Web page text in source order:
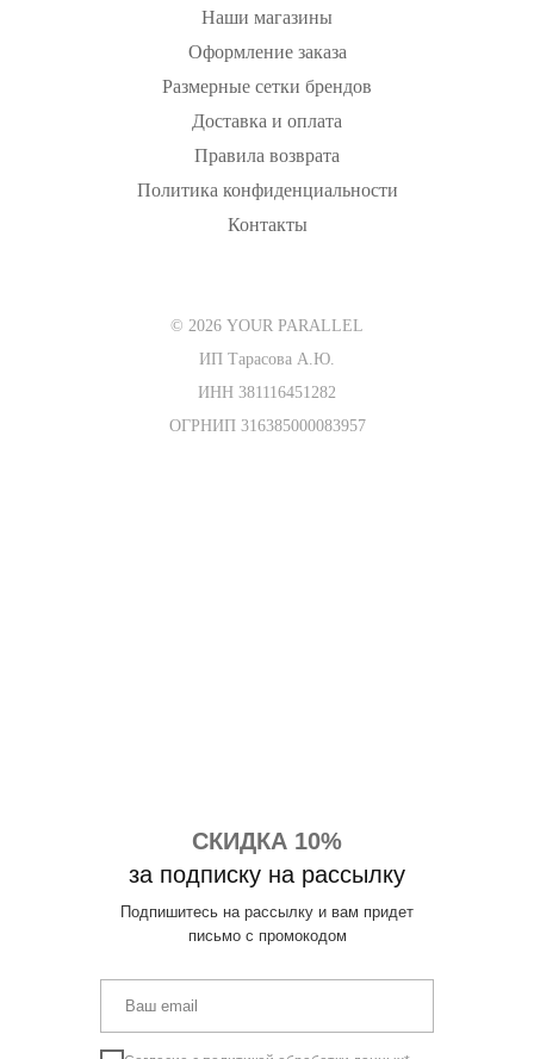
Наши магазины
Оформление заказа
Размерные сетки брендов
Доставка и оплата
Правила возврата
Политика конфиденциальности
Контакты
© 2026 YOUR PARALLEL
ИП Тарасова А.Ю.
ИНН 381116451282
ОГРНИП 316385000083957
СКИДКА 10%
за подписку на рассылку
Подпишитесь на рассылку и вам придет
письмо с промокодом